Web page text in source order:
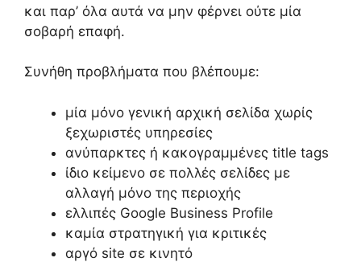
και παρ’ όλα αυτά να μην φέρνει ούτε μία
σοβαρή επαφή.
Συνήθη προβλήματα που βλέπουμε:
μία μόνο γενική αρχική σελίδα χωρίς
ξεχωριστές υπηρεσίες
ανύπαρκτες ή κακογραμμένες title tags
ίδιο κείμενο σε πολλές σελίδες με
αλλαγή μόνο της περιοχής
ελλιπές Google Business Profile
καμία στρατηγική για κριτικές
αργό site σε κινητό